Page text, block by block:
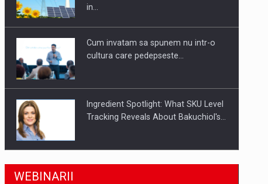
preiau compania intr-o tranzactie de peste 25…
in…
Cum invatam sa spunem nu intr-o
cultura care pedepseste…
Ingredient Spotlight: What SKU Level
Tracking Reveals About Bakuchiol's…
Producatorii si comerciantii care nu
WEBINARII